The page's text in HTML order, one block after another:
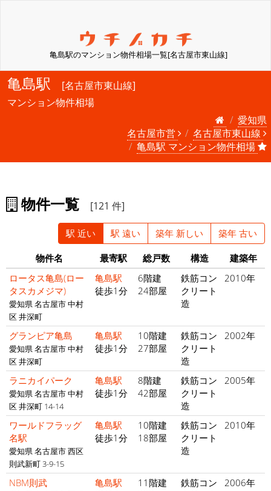
亀島駅のマンション物件相場一覧[名古屋市東山線]
亀島駅
[名古屋市東山線]
マンション物件相場
愛知県
名古屋市営
名古屋市東山線
亀島駅 マンション物件相場
物件一覧 [121 件]
駅 近い 駅 遠い 築年 新しい 築年 古い
物件名 最寄駅 総戸数 構造
建築年
ロータス亀島(ロー
タスカメジマ)
愛知県 名古屋市 中村
区 井深町
亀島駅
徒歩1分
6階建
24部屋
鉄筋コン
クリート
造
2010年
グランピア亀島
愛知県 名古屋市 中村
区 井深町
亀島駅
徒歩1分
10階建
27部屋
鉄筋コン
クリート
造
2002年
ラニカイパーク
愛知県 名古屋市 中村
区 井深町 14-14
亀島駅
徒歩1分
8階建
42部屋
鉄筋コン
クリート
造
2005年
ワールドフラッグ
名駅
愛知県 名古屋市 西区
則武新町 3-9-15
亀島駅
徒歩1分
10階建
18部屋
鉄筋コン
クリート
造
2010年
NBM則武
亀島駅
11階建
鉄筋コン
2006年